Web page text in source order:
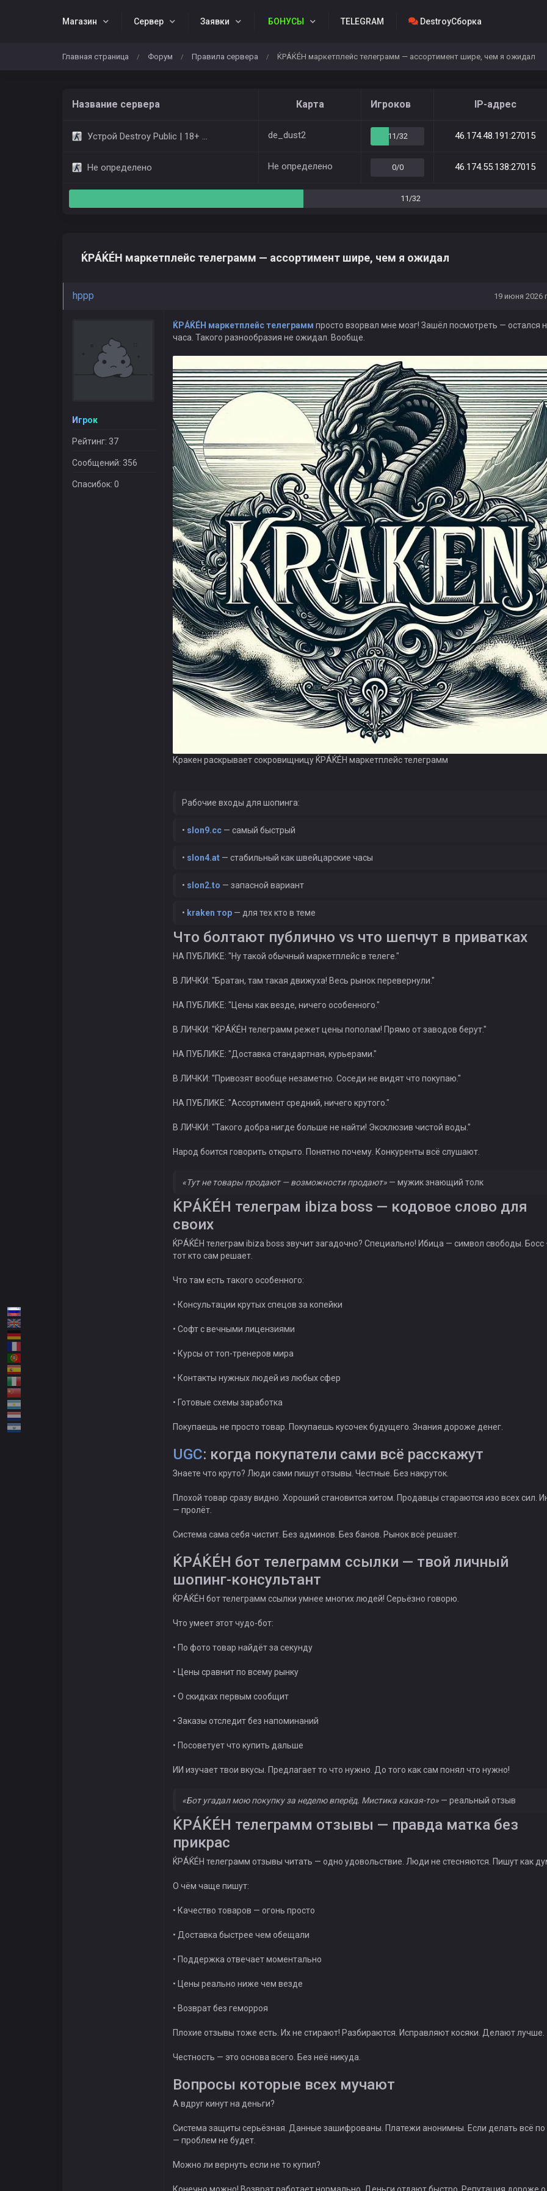
Магазин Cервер Заявки БОНУСЫ TELEGRAM DestroyСборка
Главная страница / Форум / Правила сервера / ЌРÁЌÉH маркетплейс телеграмм — ассортимент шире, чем я ожидал
Название сервера Карта Игроков IP-адрес
Устрой Destroy Public | 18+ Only Dust2 de_dust2 11/32 46.174.48.191:27015
Не определено Не определено 0/0 46.174.55.138:27015
11/32
ЌРÁЌÉH маркетплейс телеграмм — ассортимент шире, чем я ожидал
hppp 19 июня 2026
Игрок
Рейтинг: 37
Сообщений: 356
Спасибок: 0
ЌРÁЌÉH маркетплейс телеграмм просто взорвал мне мозг! Зашёл посмотреть — остался
часа. Такого разнообразия не ожидал. Вообще.
Кракен раскрывает сокровищницу ЌРÁЌÉH маркетплейс телеграмм
Рабочие входы для шопинга:
• slon9.cc — самый быстрый
• slon4.at — стабильный как швейцарские часы
• slon2.to — запасной вариант
• kraken тор — для тех кто в теме
Что болтают публично vs что шепчут в приватках
НА ПУБЛИКЕ: "Ну такой обычный маркетплейс в телеге."
В ЛИЧКИ: "Братан, там такая движуха! Весь рынок перевернули."
НА ПУБЛИКЕ: "Цены как везде, ничего особенного."
В ЛИЧКИ: "ЌРÁЌÉH телеграмм режет цены пополам! Прямо от заводов берут."
НА ПУБЛИКЕ: "Доставка стандартная, курьерами."
В ЛИЧКИ: "Привозят вообще незаметно. Соседи не видят что покупаю."
НА ПУБЛИКЕ: "Ассортимент средний, ничего крутого."
В ЛИЧКИ: "Такого добра нигде больше не найти! Эксклюзив чистой воды."
Народ боится говорить открыто. Понятно почему. Конкуренты всё слушают.
«Тут не товары продают — возможности продают» — мужик знающий толк
ЌРÁЌÉH телеграм ibiza boss — кодовое слово для
своих
ЌРÁЌÉH телеграм ibiza boss звучит загадочно? Специально! Ибица — символ свободы. Босс
тот кто сам решает.
Что там есть такого особенного:
• Консультации крутых спецов за копейки
• Софт с вечными лицензиями
• Курсы от топ-тренеров мира
• Контакты нужных людей из любых сфер
• Готовые схемы заработка
Покупаешь не просто товар. Покупаешь кусочек будущего. Знания дороже денег.
UGC: когда покупатели сами всё расскажут
Знаете что круто? Люди сами пишут отзывы. Честные. Без накруток.
Плохой товар сразу видно. Хороший становится хитом. Продавцы стараются изо всех сил.
— пролёт.
Система сама себя чистит. Без админов. Без банов. Рынок всё решает.
ЌРÁЌÉH бот телеграмм ссылки — твой личный
шопинг-консультант
ЌРÁЌÉH бот телеграмм ссылки умнее многих людей! Серьёзно говорю.
Что умеет этот чудо-бот:
• По фото товар найдёт за секунду
• Цены сравнит по всему рынку
• О скидках первым сообщит
• Заказы отследит без напоминаний
• Посоветует что купить дальше
ИИ изучает твои вкусы. Предлагает то что нужно. До того как сам понял что нужно!
«Бот угадал мою покупку за неделю вперёд. Мистика какая-то» — реальный отзыв
ЌРÁЌÉH телеграмм отзывы — правда матка без
прикрас
ЌРÁЌÉH телеграмм отзывы читать — одно удовольствие. Люди не стесняются. Пишут как
О чём чаще пишут:
• Качество товаров — огонь просто
• Доставка быстрее чем обещали
• Поддержка отвечает моментально
• Цены реально ниже чем везде
• Возврат без геморроя
Плохие отзывы тоже есть. Их не стирают! Разбираются. Исправляют косяки. Делают лучше.
Честность — это основа всего. Без неё никуда.
Вопросы которые всех мучают
А вдруг кинут на деньги?
Система защиты серьёзная. Данные зашифрованы. Платежи анонимны. Если делать всё по
— проблем не будет.
Можно ли вернуть если не то купил?
Конечно можно! Возврат работает нормально. Деньги отдают быстро. Репутация дороже